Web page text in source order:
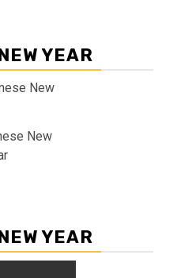
YEAR
New
YEAR